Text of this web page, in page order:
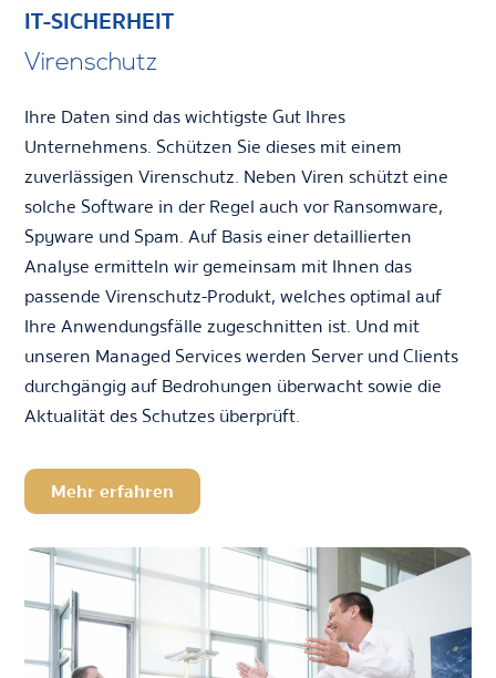
IT-SICHERHEIT
Virenschutz
Ihre Daten sind das wichtigste Gut Ihres
Unternehmens. Schützen Sie dieses mit einem
zuverlässigen Virenschutz. Neben Viren schützt eine
solche Software in der Regel auch vor Ransomware,
Spyware und Spam. Auf Basis einer detaillierten
Analyse ermitteln wir gemeinsam mit Ihnen das
passende Virenschutz-Produkt, welches optimal auf
Ihre Anwendungsfälle zugeschnitten ist. Und mit
unseren Managed Services werden Server und Clients
durchgängig auf Bedrohungen überwacht sowie die
Aktualität des Schutzes überprüft.
Mehr erfahren